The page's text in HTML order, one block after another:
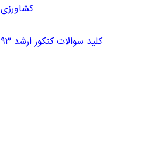
کشاورزی
کلید سوالات کنکور ارشد ۹۳ مدیریت کشاورزی